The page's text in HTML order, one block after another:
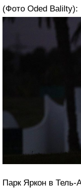
(Фото Oded Balilty):
Парк Яркон в